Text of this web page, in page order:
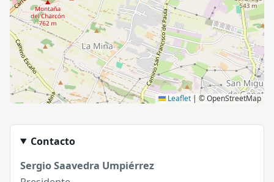
Club de Bola Canaria Tabajoste
1 ubicación
Leaflet| © OpenStreetMap
Contacto
Sergio Saavedra Umpiérrez